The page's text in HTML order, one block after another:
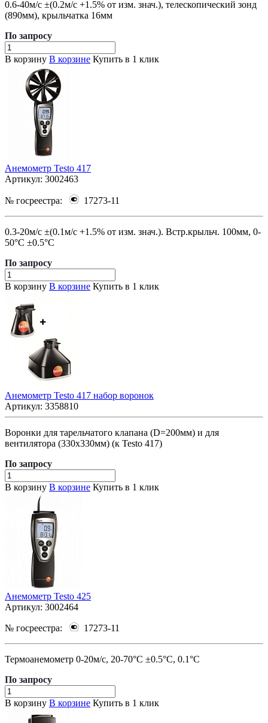
0.6-40м/с ±(0.2м/с +1.5% от изм. знач.), телескопический зонд
(890мм), крыльчатка 16мм
По запросу
В корзину В корзине Купить в 1 клик
Анемометр Testo 417
Артикул: 3002463
№ госреестра: 17273-11
0.3-20м/с ±(0.1м/с +1.5% от изм. знач.). Встр.крыльч. 100мм, 0-
50°C ±0.5°C
По запросу
В корзину В корзине Купить в 1 клик
Анемометр Testo 417 набор воронок
Артикул: 3358810
Воронки для тарельчатого клапана (D=200мм) и для
вентилятора (330x330мм) (к Testo 417)
По запросу
В корзину В корзине Купить в 1 клик
Анемометр Testo 425
Артикул: 3002464
№ госреестра: 17273-11
Термоанемометр 0-20м/с, 20-70°C ±0.5°C, 0.1°C
По запросу
В корзину В корзине Купить в 1 клик